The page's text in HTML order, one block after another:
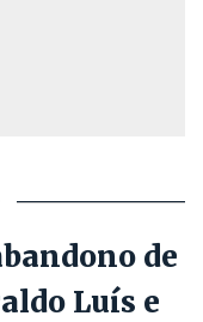
de
Luís e